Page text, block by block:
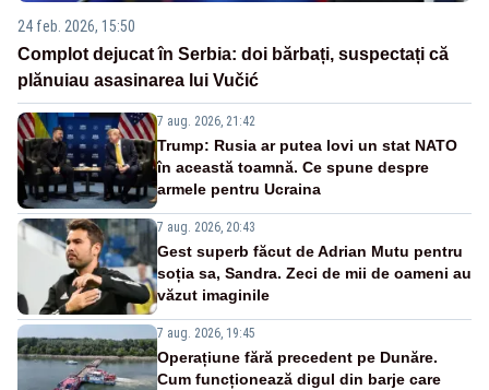
24 feb. 2026, 15:50
Complot dejucat în Serbia: doi bărbați, suspectați că
plănuiau asasinarea lui Vučić
7 aug. 2026, 21:42
Trump: Rusia ar putea lovi un stat NATO
în această toamnă. Ce spune despre
armele pentru Ucraina
7 aug. 2026, 20:43
Gest superb făcut de Adrian Mutu pentru
soția sa, Sandra. Zeci de mii de oameni au
văzut imaginile
7 aug. 2026, 19:45
Operațiune fără precedent pe Dunăre.
Cum funcționează digul din barje care